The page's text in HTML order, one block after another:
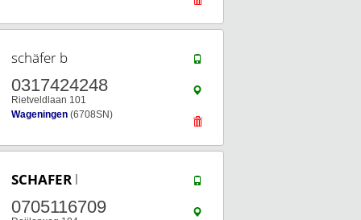
schäfer b
0317424248
Rietveldlaan 101
Wageningen (6708SN)
SCHAFER l
0705116709